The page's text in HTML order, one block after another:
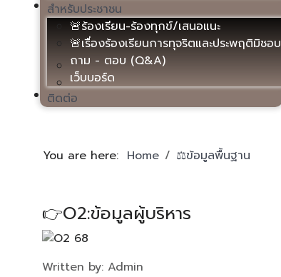
สำหรับประชาชน
🚨ร้องเรียน-ร้องทุกข์/เสนอแนะ
🚨เรื่องร้องเรียนการทุจริตและประพฤติมิชอบ
ถาม - ตอบ (Q&A)
เว็บบอร์ด
ติดต่อ
You are here: Home ⚖️ข้อมูลพื้นฐาน
👉O2:ข้อมูลผู้บริหาร
Details
Written by: Admin